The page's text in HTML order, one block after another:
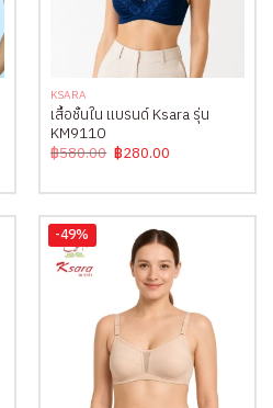
KSARA
เสื้อชั้นใน แบรนด์ Ksara รุ่น
KM9110
฿580.00 Original
price
฿580.00.
฿280.00
฿280.00.
-49%